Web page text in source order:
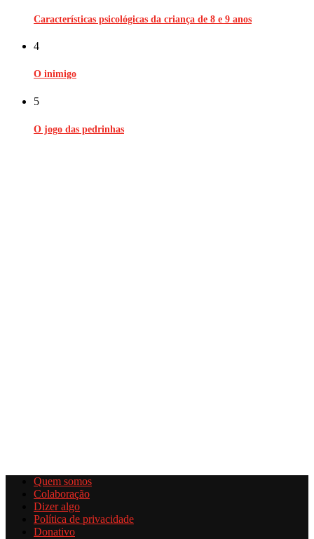
Características psicológicas da criança de 8 e 9 anos
4
O inimigo
5
O jogo das pedrinhas
Quem somos
Colaboração
Dizer algo
Política de privacidade
Donativo